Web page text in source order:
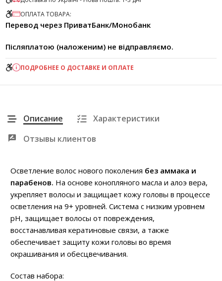
ОПЛАТА ТОВАРА:
Перевод через ПриватБанк/Монобанк
Післяплатою (наложеним) не відправляємо.
ПОДРОБНЕЕ О ДОСТАВКЕ И ОПЛАТЕ
Описание
Характеристики
Отзывы клиентов
Осветление волос нового поколения без аммака и
парабенов. На основе конопляного масла и алоэ вера,
укрепляет волосы и защищает кожу головы в процессе
осветления на 9+ уровней. Система с низким уровнем
pH, защищает волосы от повреждения,
восстанавливая кератиновые связи, а также
обеспечивает защиту кожи головы во время
окрашивания и обесцвечивания.
Состав набора: